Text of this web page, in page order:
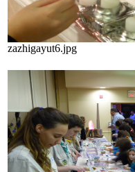
zazhigayut6.jpg